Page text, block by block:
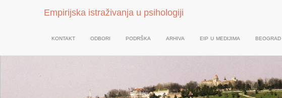
Empirijska istraživanja u psihologiji
kontakt odbori podrška arhiva eip u medijima beograd